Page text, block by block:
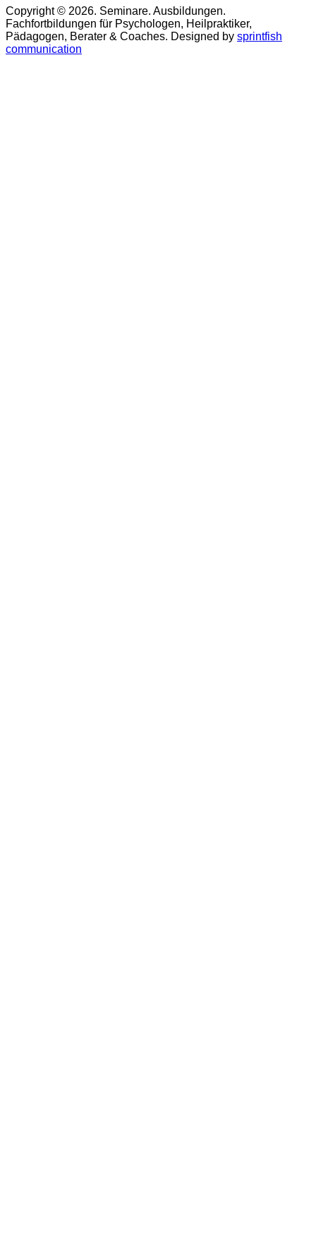
Copyright © 2026. Seminare. Ausbildungen.
Fachfortbildungen für Psychologen, Heilpraktiker,
Pädagogen, Berater & Coaches. Designed by sprintfish
communication